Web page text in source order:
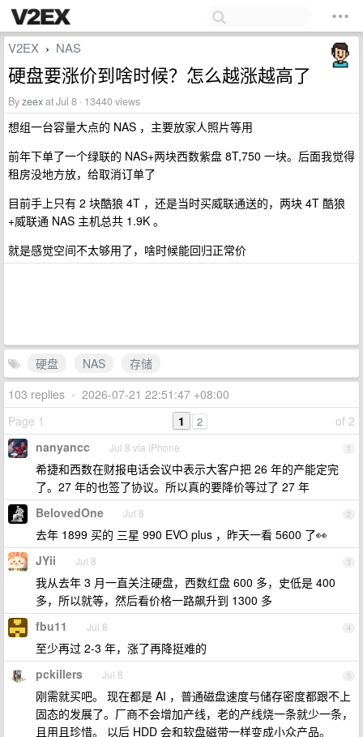
V2EX › NAS
硬盘要涨价到啥时候？怎么越涨越高了
Byzeexat Jul 8 · 13440 views
想组一台容量大点的 NAS ，主要放家人照片等用
前年下单了一个绿联的 NAS+两块西数紫盘 8T,750 一块。后面我觉得
租房没地方放，给取消订单了
目前手上只有 2 块酷狼 4T ，还是当时买威联通送的，两块 4T 酷狼
+威联通 NAS 主机总共 1.9K 。
就是感觉空间不太够用了，啥时候能回归正常价
硬盘 NAS
存储
103 replies • 2026-07-21 22:51:47 +08:00
Page 1
of 2
1 2
1
nanyancc Jul 8 via iPhone
希捷和西数在财报电话会议中表示大客户把 26 年的产能定完
了。27 年的也签了协议。所以真的要降价等过了 27 年
2
BelovedOne Jul 8
去年 1899 买的 三星 990 EVO plus ，昨天一看 5600 了👀
3
JYii Jul 8
我从去年 3 月一直关注硬盘，西数红盘 600 多，史低是 400
多，所以就等，然后看价格一路飙升到 1300 多
4
fbu11 Jul 8
至少再过 2-3 年，涨了再降挺难的
5
pckillers Jul 8
刚需就买吧。 现在都是 AI ，普通磁盘速度与储存密度都跟不上
固态的发展了。厂商不会增加产线，老的产线烧一条就少一条，
且用且珍惜。 以后 HDD 会和软盘磁带一样变成小众产品。